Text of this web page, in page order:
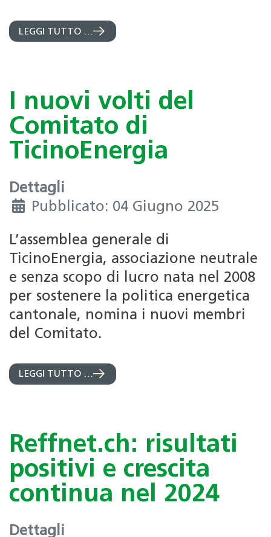
LEGGI TUTTO …
I nuovi volti del
Comitato di
TicinoEnergia
Dettagli
Pubblicato: 04 Giugno 2025
L’assemblea generale di
TicinoEnergia, associazione neutrale
e senza scopo di lucro nata nel 2008
per sostenere la politica energetica
cantonale, nomina i nuovi membri
del Comitato.
LEGGI TUTTO …
Reffnet.ch: risultati
positivi e crescita
continua nel 2024
Dettagli